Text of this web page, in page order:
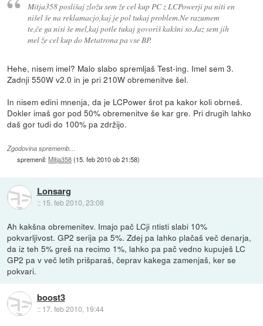
Mitja358 poslišaj zložu sem že cel kup PC z LCPowerji pa niti en
nišel še na reklamacjo,kaj je pol tukaj problem.Ne razumem
te,če ga nisi še mel,kaj potle tukaj govoriš kakšni so.Jaz sem jih
mel že cel kup do Metatrona pa vse BP.
Hehe, nisem imel? Malo slabo spremljaš Test-ing. Imel sem 3.
Zadnji 550W v2.0 in je pri 210W obremenitve šel.
In nisem edini mnenja, da je LCPower šrot pa kakor koli obrneš.
Dokler imaš gor pod 50% obremenitve še kar gre. Pri drugih lahko
daš gor tudi do 100% pa zdržijo.
Zgodovina sprememb…
spremenil:Mitja358(15. feb 2010 ob 21:58)
Lonsarg
:: 15. feb 2010, 23:08
Ah kakšna obremenitev. Imajo pač LCji ntisti slabi 10%
pokvarljivost. GP2 serija pa 5%. Zdej pa lahko plačaš več denarja,
da iz teh 5% greš na recimo 1%, lahko pa pač vedno kupuješ LC
GP2 pa v več letih prišparaš, čeprav kakega zamenjaš, ker se
pokvari.
boost3
:: 17. feb 2010, 19:44